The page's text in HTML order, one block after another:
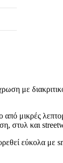
με
από μικρές
στυλ και
εύκολα